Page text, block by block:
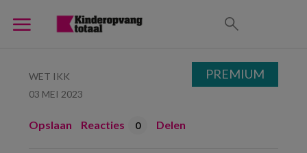
WET IKK
03 MEI 2023
Opslaan Reacties 0 Delen
PREMIUM